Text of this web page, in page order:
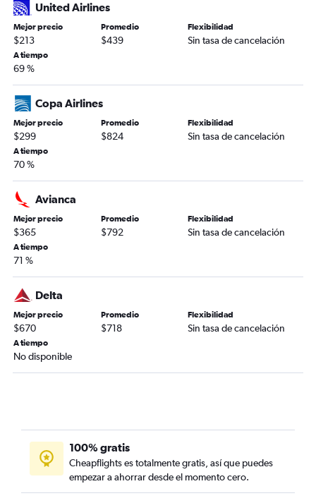
United Airlines
Mejor precio
$213
Promedio
$439
Flexibilidad
Sin tasa de cancelación
A tiempo
69 %
Copa Airlines
Mejor precio
$299
Promedio
$824
Flexibilidad
Sin tasa de cancelación
A tiempo
70 %
Avianca
Mejor precio
$365
Promedio
$792
Flexibilidad
Sin tasa de cancelación
A tiempo
71 %
Delta
Mejor precio
$670
Promedio
$718
Flexibilidad
Sin tasa de cancelación
A tiempo
No disponible
100% gratis
Cheapflights es totalmente gratis, así que puedes
empezar a ahorrar desde el momento cero.